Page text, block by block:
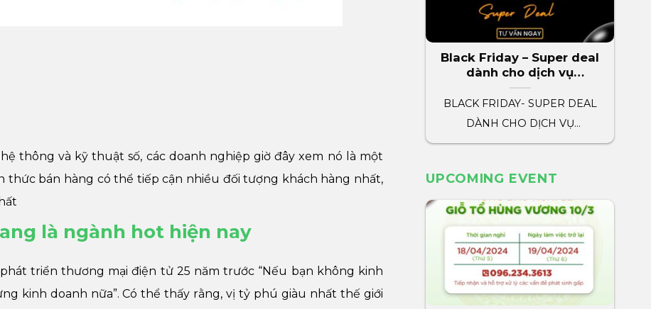
thông và kỹ thuật số, các doanh nghiệp giờ đây xem nó là một
thức bán hàng có thể tiếp cận nhiều đối tượng khách hàng nhất,
là ngành hot hiện nay
triển thương mại điện tử 25 năm trước “Nếu bạn không kinh
kinh doanh nữa”. Có thể thấy rằng, vị tỷ phú giàu nhất thế giới
Black Friday – Super deal
dành cho dịch vụ
marketing wifim
BLACK FRIDAY- SUPER DEAL
DÀNH CHO DỊCH VỤ
MARKETING WIFIM WIFIM
UPCOMING EVENT